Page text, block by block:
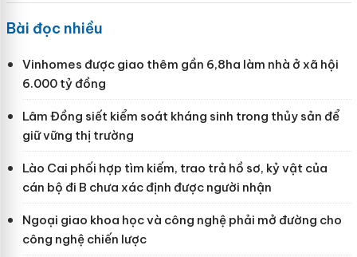
Bài đọc nhiều
Vinhomes được giao thêm gần 6,8ha làm nhà ở xã hội
6.000 tỷ đồng
Lâm Đồng siết kiểm soát kháng sinh trong thủy sản để
giữ vững thị trường
Lào Cai phối hợp tìm kiếm, trao trả hồ sơ, kỷ vật của
cán bộ đi B chưa xác định được người nhận
Ngoại giao khoa học và công nghệ phải mở đường cho
công nghệ chiến lược